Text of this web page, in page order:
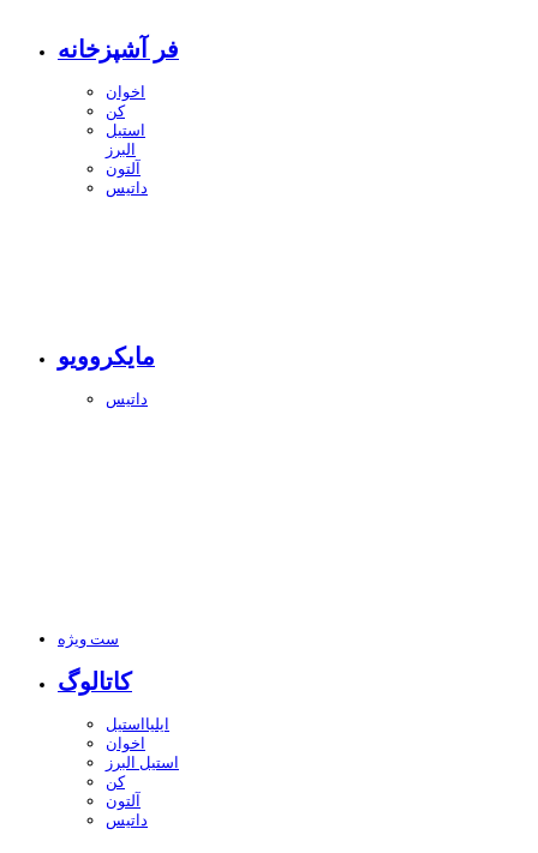
فر آشپزخانه
اخوان
کن
استیل
البرز
آلتون
داتیس
مایکروویو
داتیس
ست ویژه
کاتالوگ
ایلیااستیل
اخوان
استیل البرز
کن
آلتون
داتیس